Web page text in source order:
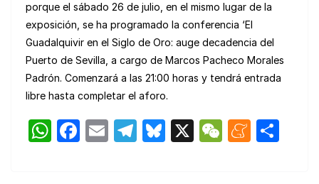
porque el sábado 26 de julio, en el mismo lugar de la
exposición, se ha programado la conferencia ‘El
Guadalquivir en el Siglo de Oro: auge decadencia del
Puerto de Sevilla, a cargo de Marcos Pacheco Morales
Padrón. Comenzará a las 21:00 horas y tendrá entrada
libre hasta completar el aforo.
W F
E
T
Bl X
W M